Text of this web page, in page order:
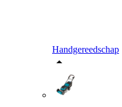
Handgereedschap